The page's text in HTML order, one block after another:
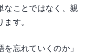
なことではなく、親
す。
忘れていくのか」